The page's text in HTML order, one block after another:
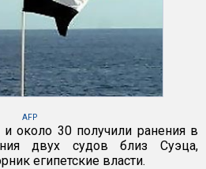
AFP
около 30 получили ранения в
двух судов близ Суэца,
египетские власти.